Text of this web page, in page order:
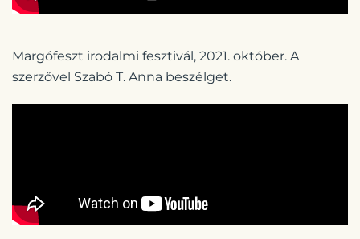
Margófeszt irodalmi fesztivál, 2021. október. A
szerzővel Szabó T. Anna beszélget.